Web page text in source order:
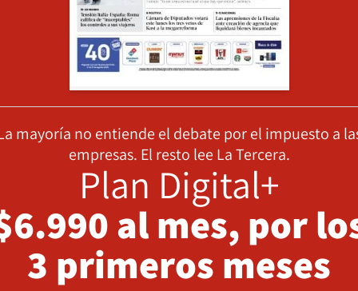
mayoría no entiende el debate por el impuesto a
empresas. El resto lee La Tercera.
Plan Digital+
al mes, por
3 primeros meses